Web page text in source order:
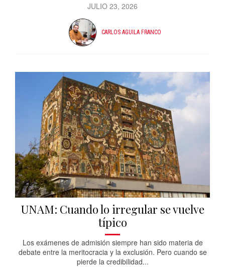
JULIO 23, 2026
CARLOS AGUILA FRANCO
UNAM: Cuando lo irregular se vuelve
típico
Los exámenes de admisión siempre han sido materia de
debate entre la meritocracia y la exclusión. Pero cuando se
pierde la credibilidad...